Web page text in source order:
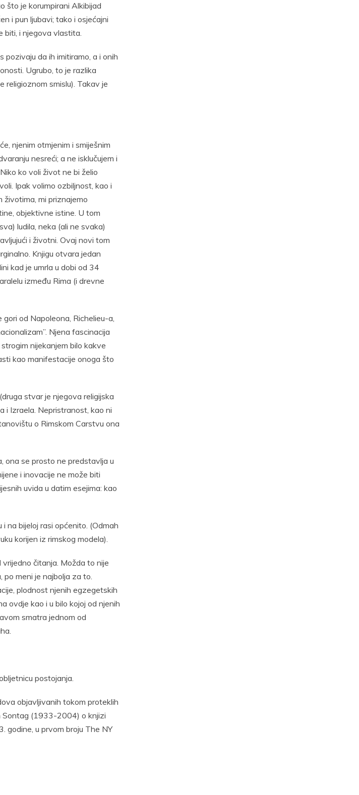
što je korumpirani Alkibijad
i pun ljubavi; tako i osjećajni
biti, i njegova vlastita.
pozivaju da ih imitiramo, a i onih
Ugrubo, to je razlika
religioznom smislu). Takav je
njenim otmjenim i smiješnim
nesreći; a ne isklučujem i
ko voli život ne bi želio
Ipak volimo ozbiljnost, kao i
životima, mi priznajemo
objektivne istine. U tom
ludila, neka (ali ne svaka)
i životni. Ovaj novi tom
Knjigu otvara jedan
kad je umrla u dobi od 34
između Rima (i drevne
od Napoleona, Richelieu-a,
Njena fascinacija
nijekanjem bilo kakve
kao manifestacije onoga što
stvar je njegova religijska
i Izraela. Nepristranost, kao ni
o Rimskom Carstvu ona
ona se prosto ne predstavlja u
i inovacije ne može biti
uvida u datim esejima: kao
na bijeloj rasi općenito. (Odmah
korijen iz rimskog modela).
čitanja. Možda to nije
meni je najbolja za to.
plodnost njenih egzegetskih
ovdje kao i u bilo kojoj od njenih
smatra jednom od
postojanja.
objavljivanih tokom proteklih
Sontag (1933-2004) o knjizi
godine, u prvom broju The NY